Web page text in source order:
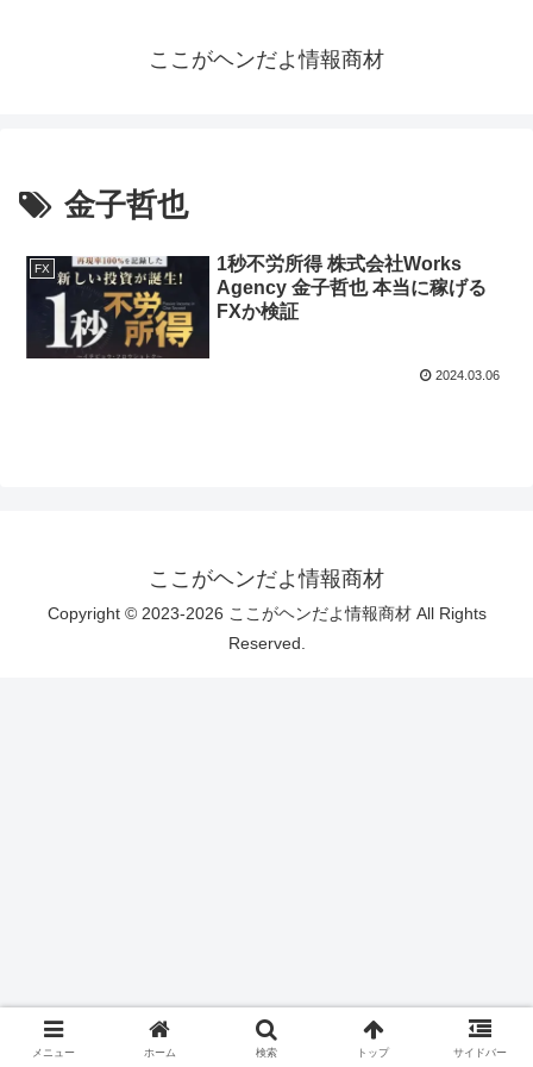
ここがヘンだよ情報商材
金子哲也
FX
1秒不労所得 株式会社Works
Agency 金子哲也 本当に稼げる
FXか検証
2024.03.06
ここがヘンだよ情報商材
Copyright © 2023-2026 ここがヘンだよ情報商材 All Rights
Reserved.
メニュー ホーム 検索 トップ サイドバー